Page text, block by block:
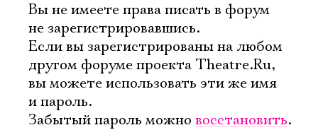
Вы не имеете права писать в форум
не зарегистрировавшись.
Если вы зарегистрированы на любом
другом форуме проекта Theatre.Ru,
вы можете использовать эти же имя
и пароль.
Забытый пароль можно восстановить.